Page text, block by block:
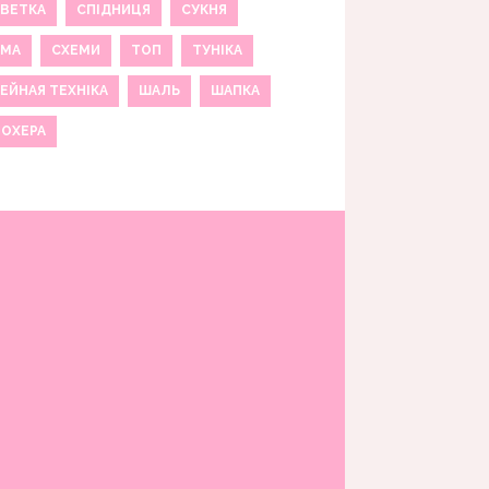
СПІДНИЦЯ СУКНЯ
СХЕМИ ТОП ТУНІКА
ТЕХНІКА ШАЛЬ ШАПКА